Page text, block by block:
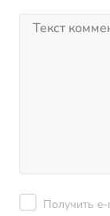
Получить